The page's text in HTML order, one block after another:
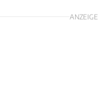
ANZEIGE